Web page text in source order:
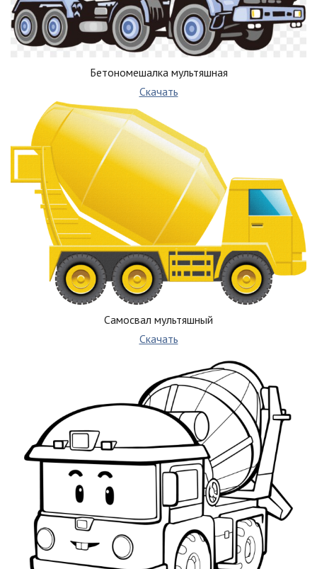
Бетономешалка мультяшная
Скачать
Самосвал мультяшный
Скачать